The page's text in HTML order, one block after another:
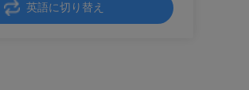
英語に切り替え